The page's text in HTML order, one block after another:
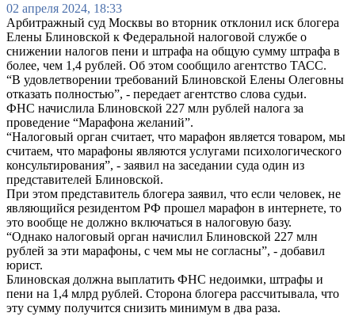
02 апреля 2024, 18:33
Арбитражный суд Москвы во вторник отклонил иск блогера
Елены Блиновской к Федеральной налоговой службе о
снижении налогов пени и штрафа на общую сумму штрафа в
более, чем 1,4 рублей. Об этом сообщило агентство ТАСС.
“В удовлетворении требований Блиновской Елены Олеговны
отказать полностью”, - передает агентство слова судьи.
ФНС начислила Блиновской 227 млн рублей налога за
проведение “Марафона желаний”.
“Налоговый орган считает, что марафон является товаром, мы
считаем, что марафоны являются услугами психологического
консультирования”, - заявил на заседании суда один из
представителей Блиновской.
При этом представитель блогера заявил, что если человек, не
являющийся резидентом РФ прошел марафон в интернете, то
это вообще не должно включаться в налоговую базу.
“Однако налоговый орган начислил Блиновской 227 млн
рублей за эти марафоны, с чем мы не согласны”, - добавил
юрист.
Блиновская должна выплатить ФНС недоимки, штрафы и
пени на 1,4 млрд рублей. Сторона блогера рассчитывала, что
эту сумму получится снизить минимум в два раза.